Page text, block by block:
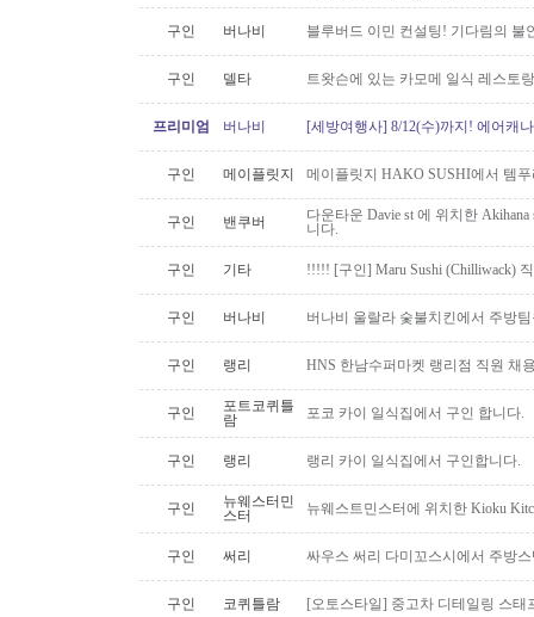
구인 버나비 블루버드 이민 컨설팅! 기다림의 불
구인 델타 트왓슨에 있는 카모메 일식 레스토
프리미엄 버나비 [세방여행사] 8/12(수)까지! 에어캐
구인 메이플릿지 메이플릿지 HAKO SUSHI에서 템
구인 밴쿠버
다운타운 Davie st 에 위치한
니다.
구인 기타 !!!!! [구인] Maru Sushi (Chilliwack)
구인 버나비 버나비 울랄라 숯불치킨에서 주방
구인 랭리 HNS 한남수퍼마켓 랭리점 직원 채
구인
포트코퀴틀
람
포코 카이 일식집에서 구인 합니다.
구인 랭리 랭리 카이 일식집에서 구인합니다.
구인
뉴웨스터민
스터
뉴웨스트민스터에 위치한 Kioku
구인 써리 싸우스 써리 다미꼬스시에서 주방
구인 코퀴틀람 [오토스타일] 중고차 디테일링 스태